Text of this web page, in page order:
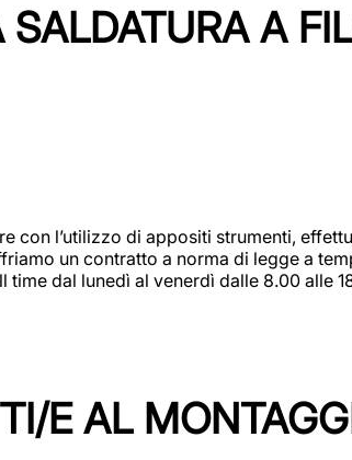
A
con l’utilizzo di appositi strumenti,
un contratto a norma di legge a
dal lunedì al venerdì dalle 8.00 alle
E AL